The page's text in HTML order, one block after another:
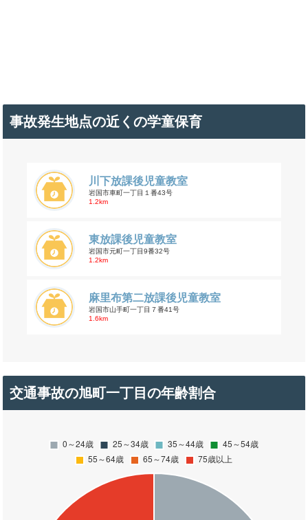
事故発生地点の近くの学童保育
川下放課後児童教室
岩国市車町一丁目１番43号
1.2km
東放課後児童教室
岩国市元町一丁目9番32号
1.2km
麻里布第二放課後児童教室
岩国市山手町一丁目７番41号
1.6km
交通事故の旭町一丁目の年齢割合